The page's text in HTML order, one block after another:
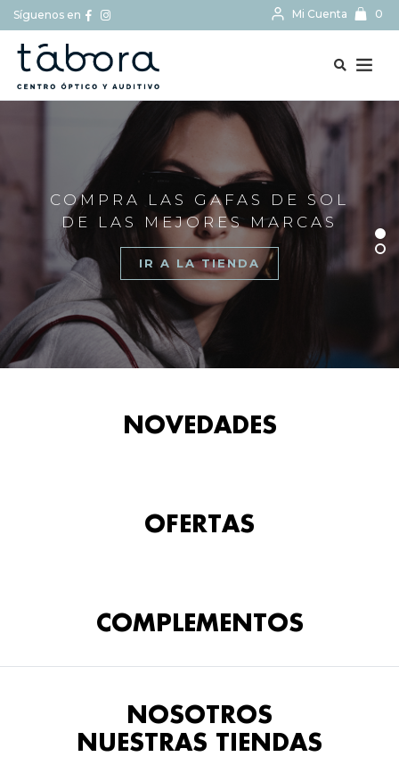
Síguenos en Mi Cuenta 0
COMPRA LAS GAFAS DE SOL
DE LAS MEJORES MARCAS
IR A LA TIENDA
NOVEDADES
OFERTAS
COMPLEMENTOS
NOSOTROS
NUESTRAS TIENDAS